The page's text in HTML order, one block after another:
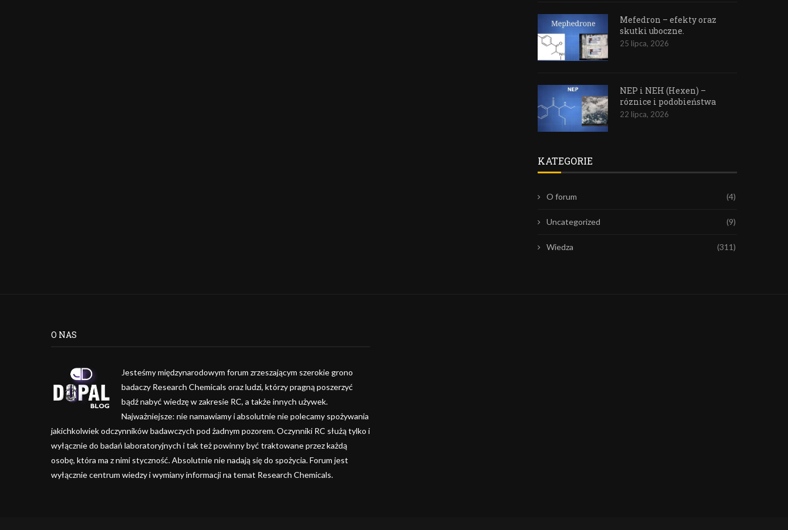
Mefedron – efekty oraz
skutki uboczne.
25 lipca, 2026
NEP i NEH (Hexen) –
róznice i podobieństwa
22 lipca, 2026
KATEGORIE
O forum (4)
Uncategorized (9)
Wiedza (311)
O NAS
Jesteśmy międzynarodowym forum zrzeszającym szerokie grono
badaczy Research Chemicals oraz ludzi, którzy pragną poszerzyć
bądź nabyć wiedzę w zakresie RC, a także innych używek.
Najważniejsze: nie namawiamy i absolutnie nie polecamy spożywania
jakichkolwiek odczynników badawczych pod żadnym pozorem. Oczynniki RC służą tylko i
wyłącznie do badań laboratoryjnych i tak też powinny być traktowane przez każdą
osobę, która ma z nimi styczność. Absolutnie nie nadają się do spożycia. Forum jest
wyłącznie centrum wiedzy i wymiany informacji na temat Research Chemicals.